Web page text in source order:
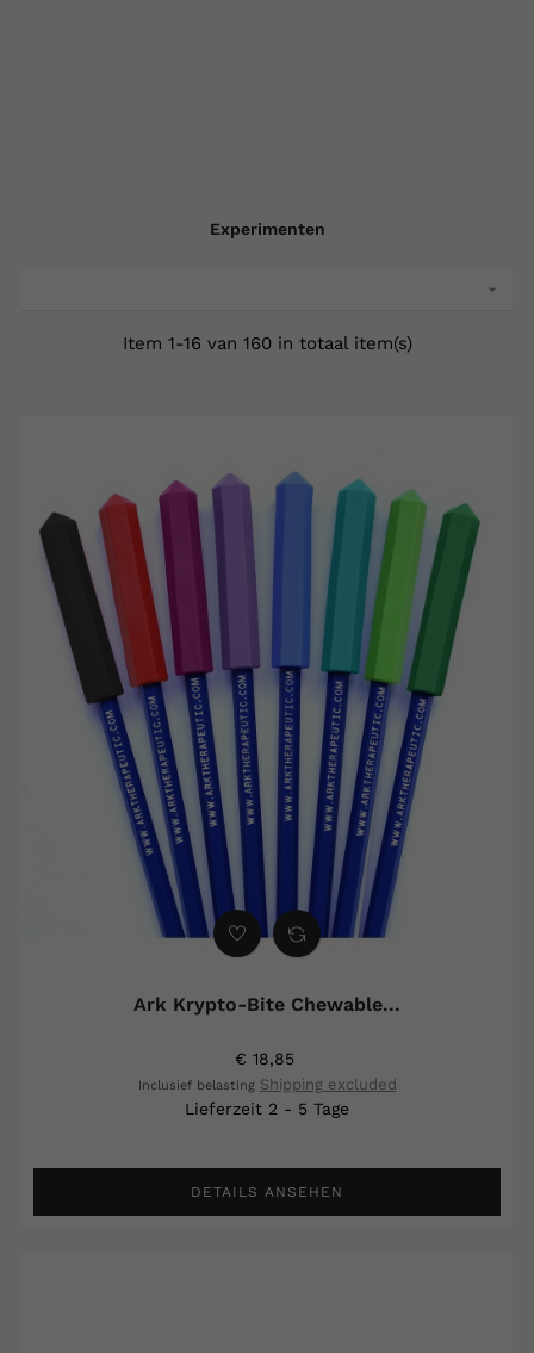
Experimenten

Item 1-16 van 160 in totaal item(s)
Ark Krypto-Bite Chewable...
€ 18,85
Inclusief belasting Shipping excluded
Lieferzeit 2 - 5 Tage
DETAILS ANSEHEN